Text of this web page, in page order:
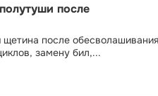
после
щетина после
замену бил,...